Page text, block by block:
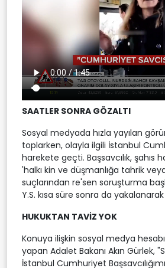
SAATLER SONRA GÖZALTI
Sosyal medyada hızla yayılan
toplarken, olayla ilgili İstanbul
harekete geçti. Başsavcılık, şahıs
'halkı kin ve düşmanlığa tahrik
suçlarından re'sen soruşturma
Y.S. kısa süre sonra da yakalanarak
HUKUKTAN TAVİZ YOK
Konuya ilişkin sosyal medya
yapan Adalet Bakanı Akın Gürlek,
İstanbul Cumhuriyet